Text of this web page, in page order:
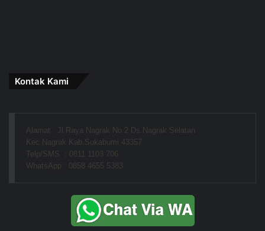
Kontak Kami
Alamat : Jl.Raya Nagrak No.2 Ds.Nagrak Selatan
Kec.Nagrak Kab.Sukabumi 43357
Telp/SMS  : 0811 1103 706
WhatsApp : 0858 4655 5383